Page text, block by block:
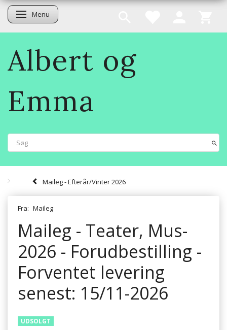
Skifte navigation
Menu
Albert og
Emma
Maileg - Efterår/Vinter 2026
Fra: Maileg
Maileg - Teater, Mus-
2026 - Forudbestilling -
Forventet levering
senest: 15/11-2026
UDSOLGT